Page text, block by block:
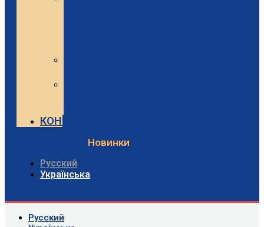
КОНТАКТИ
Новинки
Русский
Українська
Русский